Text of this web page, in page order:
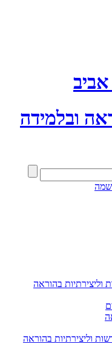
ובלמידה
וליצירתיות בהוראה
וליצירתיות בהוראה